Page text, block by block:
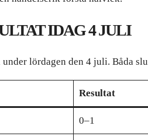
IDAG 4 JULI
lördagen den 4 juli. Båda
Resultat
0–1